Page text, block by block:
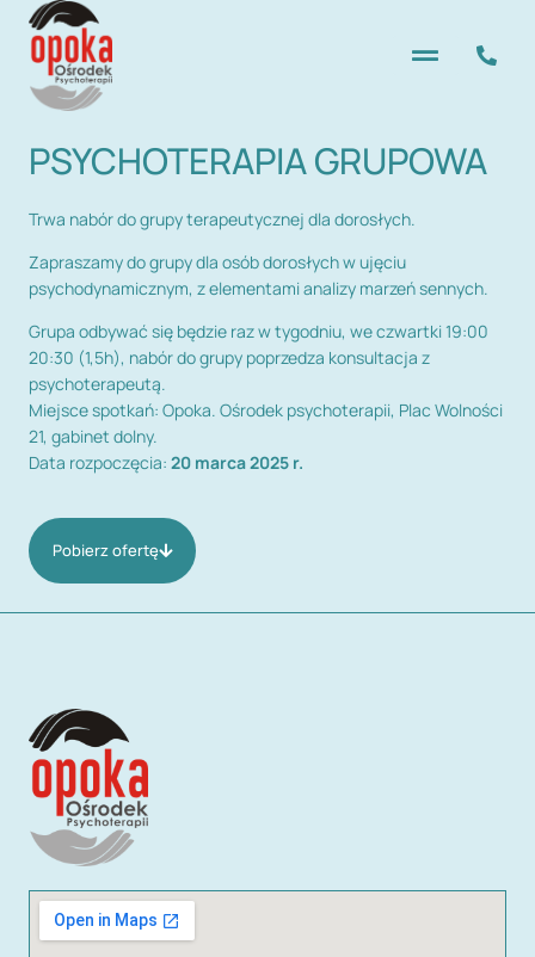
PSYCHOTERAPIA GRUPOWA
Trwa nabór do grupy terapeutycznej dla dorosłych.
Zapraszamy do grupy dla osób dorosłych w ujęciu
psychodynamicznym, z elementami analizy marzeń sennych.
Grupa odbywać się będzie raz w tygodniu, we czwartki 19:00
20:30 (1,5h), nabór do grupy poprzedza konsultacja z
psychoterapeutą.
Miejsce spotkań: Opoka. Ośrodek psychoterapii, Plac Wolności
21, gabinet dolny.
Data rozpoczęcia: 20 marca 2025 r.
Pobierz ofertę